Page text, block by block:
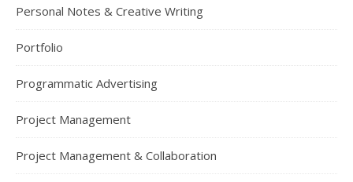
Personal Notes & Creative Writing
Portfolio
Programmatic Advertising
Project Management
Project Management & Collaboration